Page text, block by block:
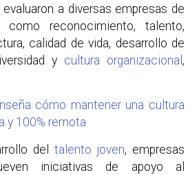
a diversas empresas de
reconocimiento, talento,
calidad de vida, desarrollo de
y cultura organizacional ,
cómo mantener una cultura
y 100% remota
del talento joven, empresas
iniciativas de apoyo al